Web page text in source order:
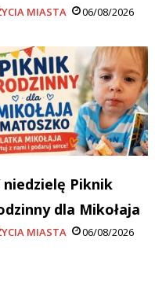
MIASTA 06/08/2026
niedzielę Piknik
dla Mikołaja
MIASTA 06/08/2026